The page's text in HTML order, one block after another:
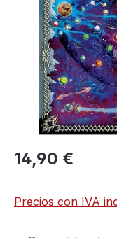
14,90 €
Precios con IVA